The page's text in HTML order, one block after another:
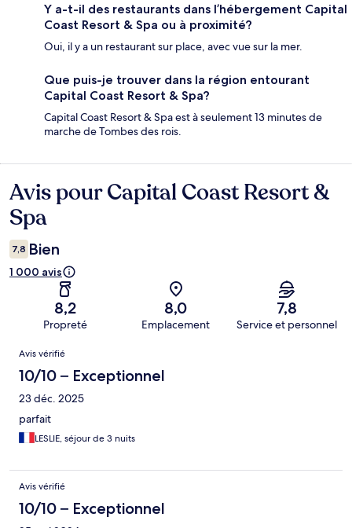
Y a-t-il des restaurants dans l’hébergement Capital
Coast Resort & Spa ou à proximité?
Oui, il y a un restaurant sur place, avec vue sur la mer.
Que puis-je trouver dans la région entourant
Capital Coast Resort & Spa?
Capital Coast Resort & Spa est à seulement 13 minutes de
marche de Tombes des rois.
Avis
Avis pour Capital Coast Resort &
Spa
7,8 Bien
1 000 avis
8,2
Propreté
8,0
Emplacement
7,8
Service et personnel
Avis
Avis vérifié
10/10 – Exceptionnel
23 déc. 2025
parfait
LESLIE, séjour de 3 nuits
Avis vérifié
10/10 – Exceptionnel